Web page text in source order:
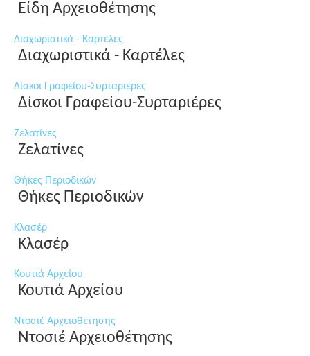
Είδη Αρχειοθέτησης
Διαχωριστικά - Καρτέλες
Διαχωριστικά - Καρτέλες
Δίσκοι Γραφείου-Συρταριέρες
Δίσκοι Γραφείου-Συρταριέρες
Ζελατίνες
Ζελατίνες
Θήκες Περιοδικών
Θήκες Περιοδικών
Κλασέρ
Κλασέρ
Κουτιά Αρχείου
Κουτιά Αρχείου
Ντοσιέ Αρχειοθέτησης
Ντοσιέ Αρχειοθέτησης